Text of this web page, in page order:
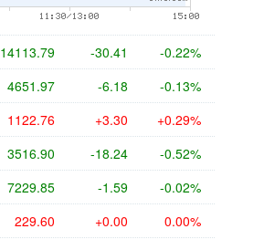
14113.79 -30.41 -0.22%
4651.97 -6.18 -0.13%
1122.76 +3.30 +0.29%
3516.90 -18.24 -0.52%
7229.85 -1.59 -0.02%
229.60 +0.00 0.00%